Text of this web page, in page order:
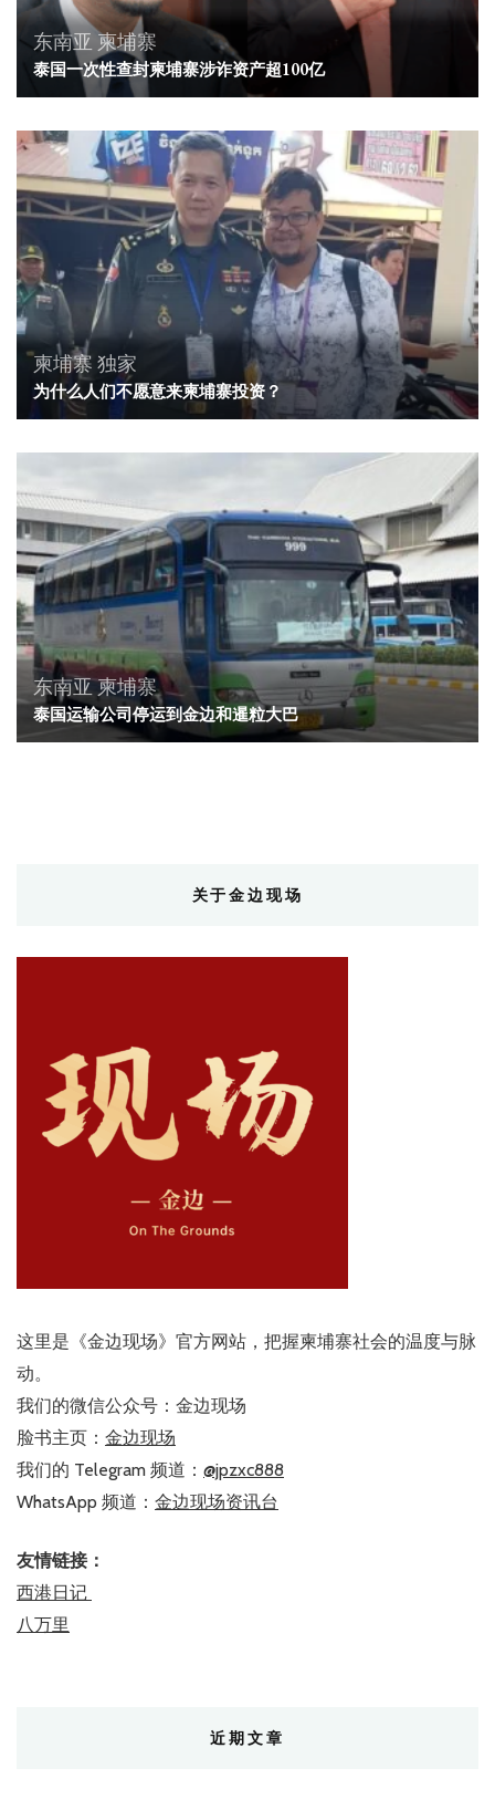
东南亚 柬埔寨
泰国一次性查封柬埔寨涉诈资产超100亿
柬埔寨 独家
为什么人们不愿意来柬埔寨投资？
东南亚柬埔寨
泰国运输公司停运到金边和暹粒大巴
关于金边现场
这里是《金边现场》官方网站，把握柬埔寨社会的温度与脉
动。
我们的微信公众号：金边现场
脸书主页： 金边现场
我们的 Telegram 频道： @jpzxc888
WhatsApp 频道： 金边现场资讯台
友情链接：
西港日记
八万里
近期文章